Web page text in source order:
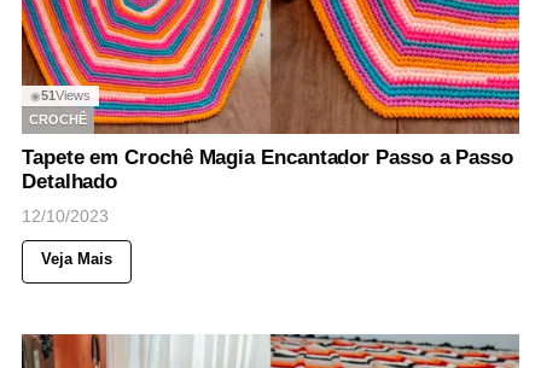
◉51Views
CROCHÊ
Tapete em Crochê Magia Encantador Passo a Passo
Detalhado
12/10/2023
Veja Mais